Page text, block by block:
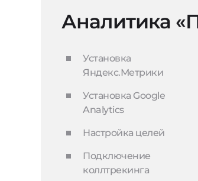
Аналитика
Установка
Яндекс.Метрики
Установка Google
Analytics
Настройка целей
Подключение
коллтрекинга